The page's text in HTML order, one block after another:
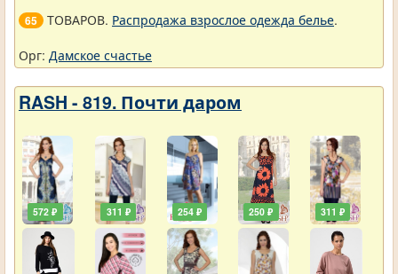
65 ТОВАРОВ. Распродажа взрослое одежда белье.
Орг: Дамское счастье
RASH - 819. Почти даром
572 ₽ 311 ₽ 254 ₽ 250 ₽ 311 ₽